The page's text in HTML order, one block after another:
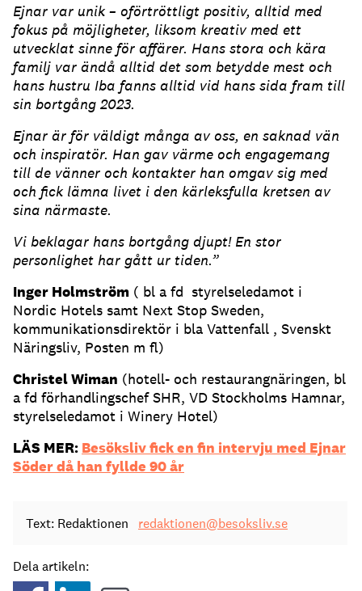
Ejnar var unik – oförtröttligt positiv, alltid med
fokus på möjligheter, liksom kreativ med ett
utvecklat sinne för affärer. Hans stora och kära
familj var ändå alltid det som betydde mest och
hans hustru Iba fanns alltid vid hans sida fram till
sin bortgång 2023.
Ejnar är för väldigt många av oss, en saknad vän
och inspiratör. Han gav värme och engagemang
till de vänner och kontakter han omgav sig med
och fick lämna livet i den kärleksfulla kretsen av
sina närmaste.
Vi beklagar hans bortgång djupt! En stor
personlighet har gått ur tiden.”
Inger Holmström ( bl a fd styrelseledamot i
Nordic Hotels samt Next Stop Sweden,
kommunikationsdirektör i bla Vattenfall , Svenskt
Näringsliv, Posten m fl)
Christel Wiman (hotell- och restaurangnäringen, bl
a fd förhandlingschef SHR, VD Stockholms Hamnar,
styrelseledamot i Winery Hotel)
LÄS MER: Besöksliv fick en fin intervju med Ejnar
Söder då han fyllde 90 år
Text: Redaktionen redaktionen@besoksliv.se
Dela artikeln: